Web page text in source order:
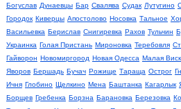
Богуслав Дунаевцы Бар Свалява Судак Лутугино
Городок Киверцы Апостолово Носовка Тальное
Васильевка Берислав Снигиревка Рахов Тульчин
Украинка Голая Пристань Мироновка Теребовля
Гайворон Новомиргород Новая Одесса Малая
Яворов Бершадь Бучач Рожище Тараща Острог
Ичня Глобино Щелкино Мена Баштанка Кагарлык
Борщев Гребенка Борзна Барановка Березовка